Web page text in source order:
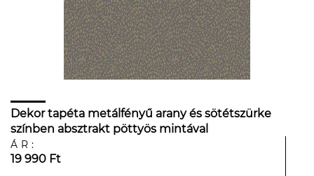
Dekor tapéta metálfényű arany és sötétszürke
színben absztrakt pöttyös mintával
ÁR:
19 990 Ft